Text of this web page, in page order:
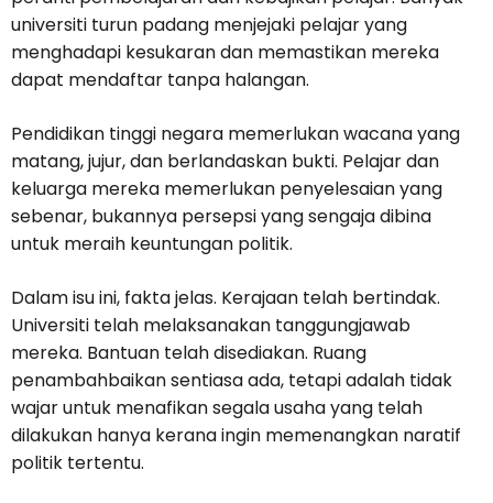
universiti turun padang menjejaki pelajar yang
menghadapi kesukaran dan memastikan mereka
dapat mendaftar tanpa halangan.
Pendidikan tinggi negara memerlukan wacana yang
matang, jujur, dan berlandaskan bukti. Pelajar dan
keluarga mereka memerlukan penyelesaian yang
sebenar, bukannya persepsi yang sengaja dibina
untuk meraih keuntungan politik.
Dalam isu ini, fakta jelas. Kerajaan telah bertindak.
Universiti telah melaksanakan tanggungjawab
mereka. Bantuan telah disediakan. Ruang
penambahbaikan sentiasa ada, tetapi adalah tidak
wajar untuk menafikan segala usaha yang telah
dilakukan hanya kerana ingin memenangkan naratif
politik tertentu.